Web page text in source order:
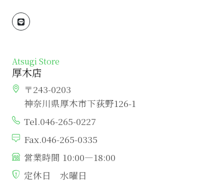
Atsugi Store
厚木店
〒243-0203
神奈川県厚木市下荻野126-1
Tel.046-265-0227
Fax.046-265-0335
営業時間 10:00―18:00
定休日 水曜日